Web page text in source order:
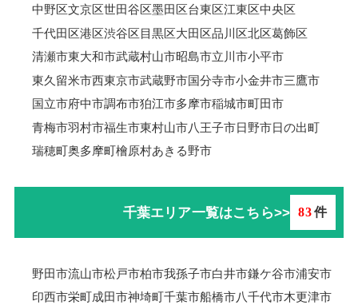
中野区文京区世田谷区墨田区台東区江東区中央区
千代田区港区渋谷区目黒区大田区品川区北区葛飾区
清瀬市東大和市武蔵村山市昭島市立川市小平市
東久留米市西東京市武蔵野市国分寺市小金井市三鷹市
国立市府中市調布市狛江市多摩市稲城市町田市
青梅市羽村市福生市東村山市八王子市日野市日の出町
瑞穂町奥多摩町檜原村あきる野市
千葉エリア一覧はこちら>> 83件
野田市流山市松戸市柏市我孫子市白井市鎌ケ谷市浦安市
印西市栄町成田市神埼町千葉市船橋市八千代市木更津市